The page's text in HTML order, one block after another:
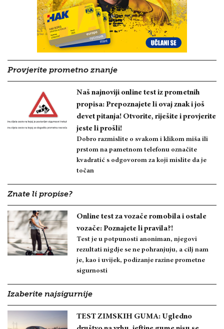
Provjerite prometno znanje
Naš najnoviji online test iz prometnih
propisa: Prepoznajete li ovaj znak i još
devet pitanja! Otvorite, riješite i provjerite
jeste li prošli!
Dobro razmislite o svakom i klikom miša ili
prstom na pametnom telefonu označite
kvadratić s odgovorom za koji mislite da je
točan
Znate li propise?
Online test za vozače romobila i ostale
vozače: Poznajete li pravila?!
Test je u potpunosti anoniman, njegovi
rezultati nigdje se ne pohranjuju, a cilj nam
je, kao i uvijek, podizanje razine prometne
sigurnosti
Izaberite najsigurnije
TEST ZIMSKIH GUMA: Ugledno